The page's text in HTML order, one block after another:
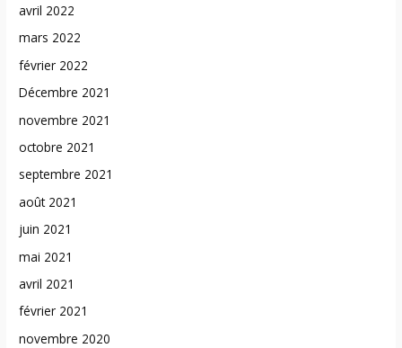
avril 2022
mars 2022
février 2022
Décembre 2021
novembre 2021
octobre 2021
septembre 2021
août 2021
juin 2021
mai 2021
avril 2021
février 2021
novembre 2020